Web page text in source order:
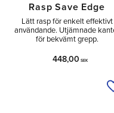
Rasp Save Edge
Lätt rasp för enkelt effektivt
användande. Utjämnade
för bekvämt grepp.
448,00 SEK